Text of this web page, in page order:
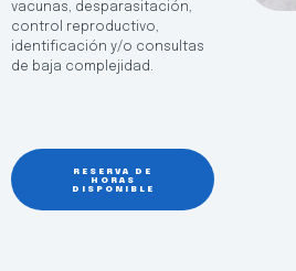
vacunas, desparasitación,
control reproductivo,
identificación y/o consultas
de baja complejidad.
RESERVA DE
HORAS
DISPONIBLE